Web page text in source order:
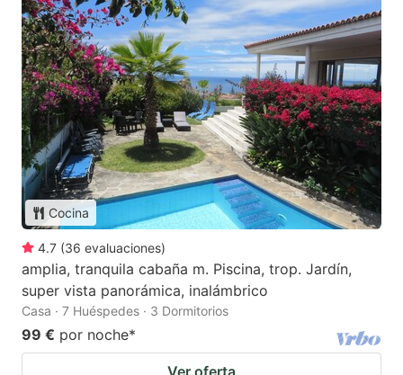
Cocina
4.7 (36 evaluaciones)
amplia, tranquila cabaña m. Piscina, trop. Jardín,
super vista panorámica, inalámbrico
Casa · 7 Huéspedes · 3 Dormitorios
99 € por noche*